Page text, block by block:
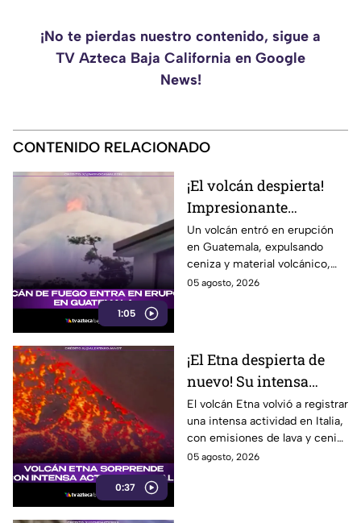
¡No te pierdas nuestro contenido, sigue a
TV Azteca Baja California en Google
News!
CONTENIDO RELACIONADO
1:05
¡El volcán despierta!
Impresionante
erupción sorprende en
Guatemala
Un volcán entró en erupción
en Guatemala, expulsando
ceniza y material volcánico,
mientras autoridades
05 agosto, 2026
0:37
¡El Etna despierta de
nuevo! Su intensa
actividad sorprende en
Italia
El volcán Etna volvió a registrar
una intensa actividad en Italia,
con emisiones de lava y ceniza
que llamaron la atención de
05 agosto, 2026